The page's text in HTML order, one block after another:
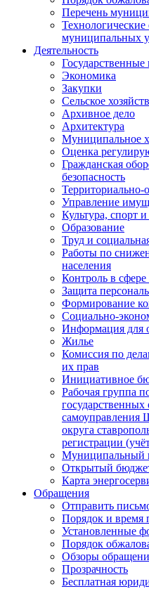
Перечень
муниципальных
Деятельность
Экономика
Закупки
Сельское
Архивное дело
Архитектура
Муниципальное
Оценка
Гражданская
безопасность
Территориально-
Управление
Культура, спорт
Образование
Труд и
Работы по
населения
Контроль в сфере
Защита
Формирование
Социально-
Информация для
Жилье
Комиссия по
их прав
Инициативное
Рабочая группа
государственных
самоуправления
округа
регистрации
Муниципальный
Открытый
Карта
Обращения
Отправить
Порядок и время
Установленные
Порядок
Обзоры
Прозрачность
Бесплатная